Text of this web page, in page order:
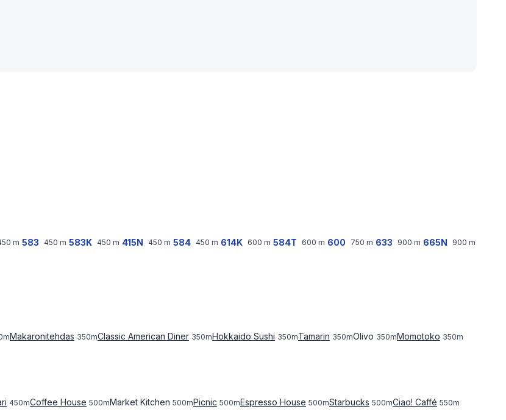
m 583 450 m 583K 450 m 415N 450 m 584 450 m 614K 600 m 584T 600 m 600 750 m 633 900 m 665N 900 m
mMakaronitehdas 350mClassic American Diner 350mHokkaido Sushi 350mTamarin 350mOlivo 350mMomotoko 350m
450mCoffee House 500mMarket Kitchen 500mPicnic 500mEspresso House 500mStarbucks 500mCiao! Caffé 550m